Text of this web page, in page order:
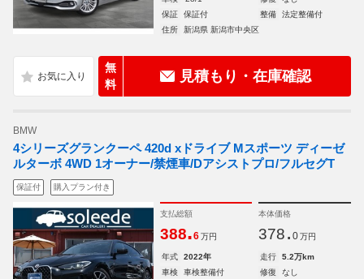
保証
保証付 整備
法定整備付
住所
新潟県 新潟市中央区
無
料
見積もり・在庫確認
BMW
4シリーズグランクーペ 420d xドライブ Mスポーツ ディーゼ
ルターボ 4WD 1オーナー/禁煙車/Dアシストプロ/フルセグT
保証付 購入プラン付き
支払総額
388.6 万円
本体価格
378. 0 万円
年式 2022年 走行
5.2万km
車検
車検整備付 修復
なし